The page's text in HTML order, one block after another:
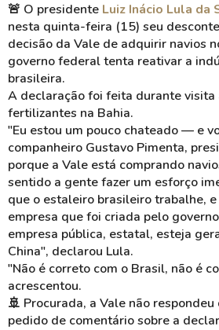
🚨 O presidente Luiz Inácio Lula da
nesta quinta-feira (15) seu
decisão da Vale de adquirir navios
governo federal tenta reativar a
brasileira.
A declaração foi feita durante visita
fertilizantes na Bahia.
"Eu estou um pouco chateado — e
companheiro Gustavo Pimenta,
porque a Vale está comprando
sentido a gente fazer um esforço
que o estaleiro brasileiro trabalhe, e
empresa que foi criada pelo
empresa pública, estatal, esteja
China", declarou Lula.
"Não é correto com o Brasil, não é
acrescentou.
🚢 Procurada, a Vale não
pedido de comentário sobre a